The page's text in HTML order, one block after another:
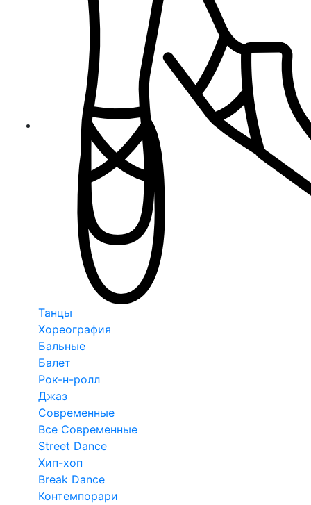
Танцы
Хореография
Бальные
Балет
Рок-н-ролл
Джаз
Современные
Все Современные
Street Dance
Хип-хоп
Break Dance
Контемпорари